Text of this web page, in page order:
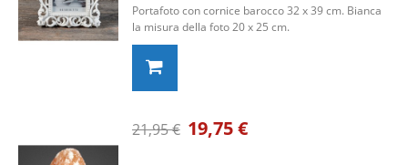
Portafoto con cornice barocco 32 x 39 cm. Bianca
la misura della foto 20 x 25 cm.
21,95 € 19,75 €